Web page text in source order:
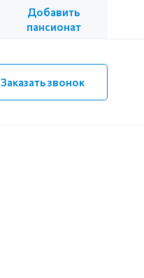
Добавить
пансионат
Заказать звонок